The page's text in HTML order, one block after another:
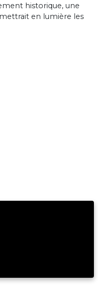
historique, une
en lumière les